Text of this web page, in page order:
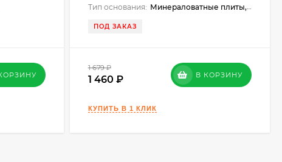
Тип основания: Минераловатные плиты, пенополистирол, штукатурка, шпатлёвки, бетон, кирпич, СМЛ, аквапанель
ПОД ЗАКАЗ
1 679 ₽
1 460 В КОРЗИНУ